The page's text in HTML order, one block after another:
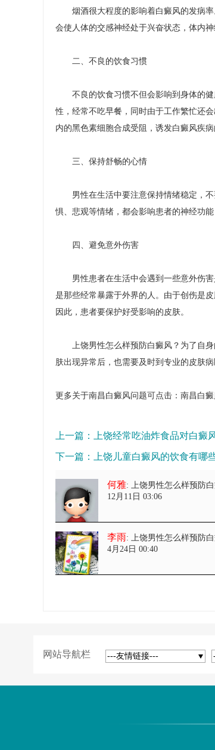
烟酒很大程度的影响着白癜风的发病率
会使人体的交感神经处于兴奋状态，体内
二、不良的饮食习惯
不良的饮食习惯不但会影响到身体的健
性，经常不吃早餐，同时由于工作繁忙还
内的黑色素细胞合成受阻，诱发白癜风疾病
三、保持舒畅的心情
男性在生活中要注意保持情绪稳定，不
惧、悲观等情绪，都会影响患者的神经功
四、避免意外伤害
男性患者在生活中会遇到一些意外伤害
是那些经常暴露于外界的人。由于创伤是
因此，患者要保护好受影响的皮肤。
上饶男性怎么样预防白癜风？为了自身
肤出现异常后，也需要及时到专业的皮肤
更多关于南昌白癜风问题可点击： 南昌白
上一篇： 上饶经常吃油炸食品对白癜
下一篇： 上饶儿童白癜风的饮食有哪
何雅: 上饶男性怎么样预防白
12月11日 03:06
李雨: 上饶男性怎么样预防白
4月24日 00:40
网站导航栏 ---友情链接---